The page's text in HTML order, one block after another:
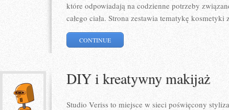
które odpowiadają na codzienne potrzeby
całego ciała. Strona zestawia tematykę kosmetyki
CONTINUE
DIY i kreatywny makijaż
Studio Veriss to miejsce w sieci poświęcony